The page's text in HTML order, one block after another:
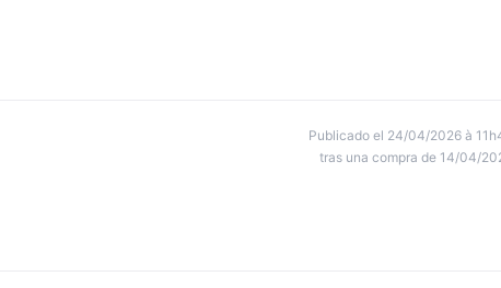
Publicado el 24/04/2026 à
tras una compra de 14/04/